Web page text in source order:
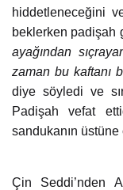
hiddetleneceğini
beklerken padişah
ayağından
zaman bu kaftanı
diye söyledi ve
Padişah vefat
sandukanın üstüne
Çin Seddi’nden